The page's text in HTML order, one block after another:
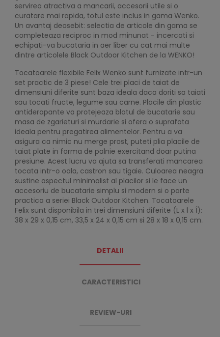
servirea atractiva a mancarii, accesorii utile si o
curatare mai rapida, totul este inclus in gama Wenko.
Un avantaj deosebit: selectia de articole din gama se
completeaza reciproc in mod minunat - incercati si
echipati-va bucataria in aer liber cu cat mai multe
dintre articolele Black Outdoor Kitchen de la WENKO!
Tocatoarele flexibile Felix Wenko sunt furnizate intr-un
set practic de 3 piese! Cele trei placi de taiat de
dimensiuni diferite sunt baza ideala daca doriti sa taiati
sau tocati fructe, legume sau carne. Placile din plastic
antiderapante va protejeaza blatul de bucatarie sau
masa de zgarieturi si murdarie si ofera o suprafata
ideala pentru pregatirea alimentelor. Pentru a va
asigura ca nimic nu merge prost, puteti plia placile de
taiat plate in forma de palnie exercitand doar putina
presiune. Acest lucru va ajuta sa transferati mancarea
tocata intr-o oala, castron sau tigaie. Culoarea neagra
sustine aspectul minimalist al placilor si le face un
accesoriu de bucatarie simplu si modern si o parte
practica a seriei Black Outdoor Kitchen. Tocatoarele
Felix sunt disponibila in trei dimensiuni diferite (L x l x Î):
38 x 29 x 0,15 cm, 33,5 x 24 x 0,15 cm si 28 x 18 x 0,15 cm.
DETALII
CARACTERISTICI
REVIEW-URI